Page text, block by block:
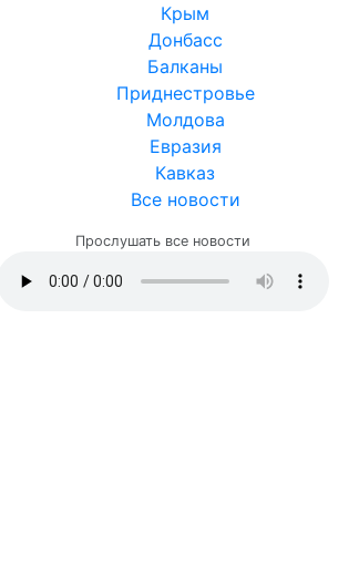
Крым
Донбасс
Балканы
Приднестровье
Молдова
Евразия
Кавказ
Все новости
Прослушать все новости